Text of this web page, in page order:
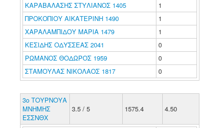
ΚΑΡΑΒΑΛΑΣΗΣ ΣΤΥΛΙΑΝΟΣ 1405
1
ΠΡΟΚΟΠΙΟΥ ΑΙΚΑΤΕΡΙΝΗ 1490
1
ΧΑΡΑΛΑΜΠΙΔΟΥ ΜΑΡΙΑ 1479
1
ΚΕΣΙΔΗΣ ΟΔΥΣΣΕΑΣ 2041
0
ΡΩΜΑΝΟΣ ΘΟΔΩΡΟΣ 1959
0
ΣΤΑΜΟΥΛΑΣ ΝΙΚΟΛΑΟΣ 1817
0
3ο ΤΟΥΡΝΟΥΑ
ΜΝΗΜΗΣ
ΕΣΣΝΘΧ
3.5 / 5 1575.4 4.50